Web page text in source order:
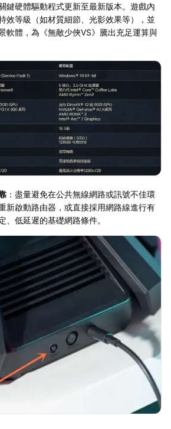
鍵硬體驅動程式更新至最新版本。遊戲內
效等級（如材質細節、光影效果等），並
軟體，為《無敵少俠VS》騰出充足運算與
：盡量避免在公共無線網路或訊號不佳環
新啟動路由器，或直接採用網路線進行有
、低延遲的基礎網路條件。